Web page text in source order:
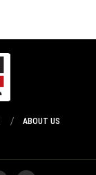
ABOUT US